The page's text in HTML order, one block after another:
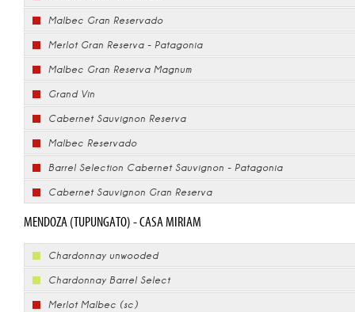
Malbec Gran Reservado
Merlot Gran Reserva - Patagonia
Malbec Gran Reserva Magnum
Grand Vin
Cabernet Sauvignon Reserva
Malbec Reservado
Barrel Selection Cabernet Sauvignon - Patagonia
Cabernet Sauvignon Gran Reserva
MENDOZA (TUPUNGATO) - CASA MIRIAM
Chardonnay unwooded
Chardonnay Barrel Select
Merlot Malbec (sc)